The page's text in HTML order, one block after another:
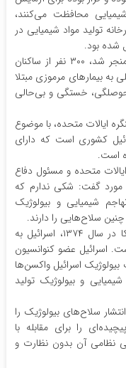
محافظت می‌کنند،
تولید مواد شیمیایی در
شده بود.
تامدتی بعدازاین سانحه که به مرگ ۴۷ نفر منجر شد، ۳۰۰ نفر از ساکنان
به بیمارهای مرموزی مبتلا
خستگی و بی‌حالی
کنگره ایالات متحده، با موضوع
کشوری است که دارای
است.
متحده و مسئول دفاع
در سال ۱۳۷۶ در این مورد گفت: شکی ندارم که
شیمیایی و بیولوژیک
سلاح‌هایی را دارند.
طبق گزارش دفتر ارزیابی فناوری کنگره آمریکا در سال ۱۳۷۴، اسرائیل به
اسرائیل عضو کنوانسیون
اسرائیل واکسن‌ها
و بیولوژیک تولید
سلاح‌های بیولوژیک را
را برای مقابله با
نظامی آن بدون نظارت و